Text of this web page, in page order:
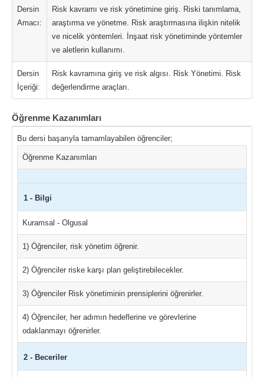
Dersin
Amacı:
Risk kavramı ve risk yönetimine giriş. Riski tanımlama,
araştırma ve yönetme. Risk araştırmasına ilişkin nitelik
ve nicelik yöntemleri. İnşaat risk yönetiminde yöntemler
ve aletlerin kullanımı.
Dersin
İçeriği:
Risk kavramına giriş ve risk algısı. Risk Yönetimi. Risk
değerlendirme araçları.
Öğrenme Kazanımları
Bu dersi başarıyla tamamlayabilen öğrenciler;
Öğrenme Kazanımları
1 - Bilgi
Kuramsal - Olgusal
1) Öğrenciler, risk yönetim öğrenir.
2) Öğrenciler riske karşı plan geliştirebilecekler.
3) Öğrenciler Risk yönetiminin prensiplerini öğrenirler.
4) Öğrenciler, her adımın hedeflerine ve görevlerine
odaklanmayı öğrenirler.
2 - Beceriler